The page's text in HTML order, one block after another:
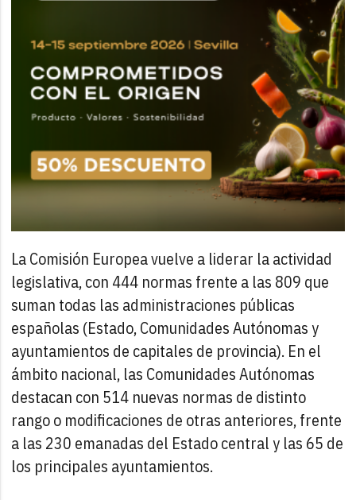
La Comisión Europea vuelve a liderar la actividad
legislativa, con 444 normas frente a las 809 que
suman todas las administraciones públicas
españolas (Estado, Comunidades Autónomas y
ayuntamientos de capitales de provincia). En el
ámbito nacional, las Comunidades Autónomas
destacan con 514 nuevas normas de distinto
rango o modificaciones de otras anteriores, frente
a las 230 emanadas del Estado central y las 65 de
los principales ayuntamientos.